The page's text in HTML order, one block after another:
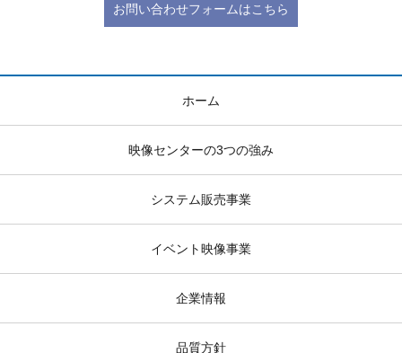
お問い合わせフォームはこちら
ホーム
映像センターの3つの強み
システム販売事業
イベント映像事業
企業情報
品質方針